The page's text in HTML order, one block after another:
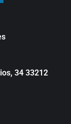
34 33212